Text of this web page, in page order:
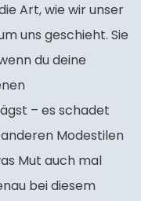
Art, wie wir unser
uns geschieht. Sie
du deine
– es schadet
Modestilen
Mut auch mal
bei diesem